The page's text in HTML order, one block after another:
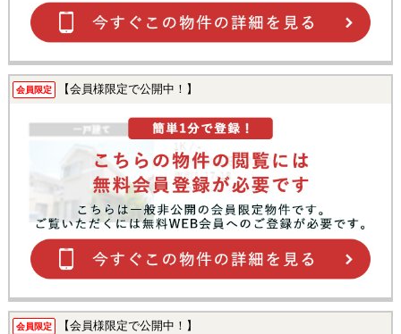
会員限定 【会員様限定で公開中！】
会員限定 【会員様限定で公開中！】